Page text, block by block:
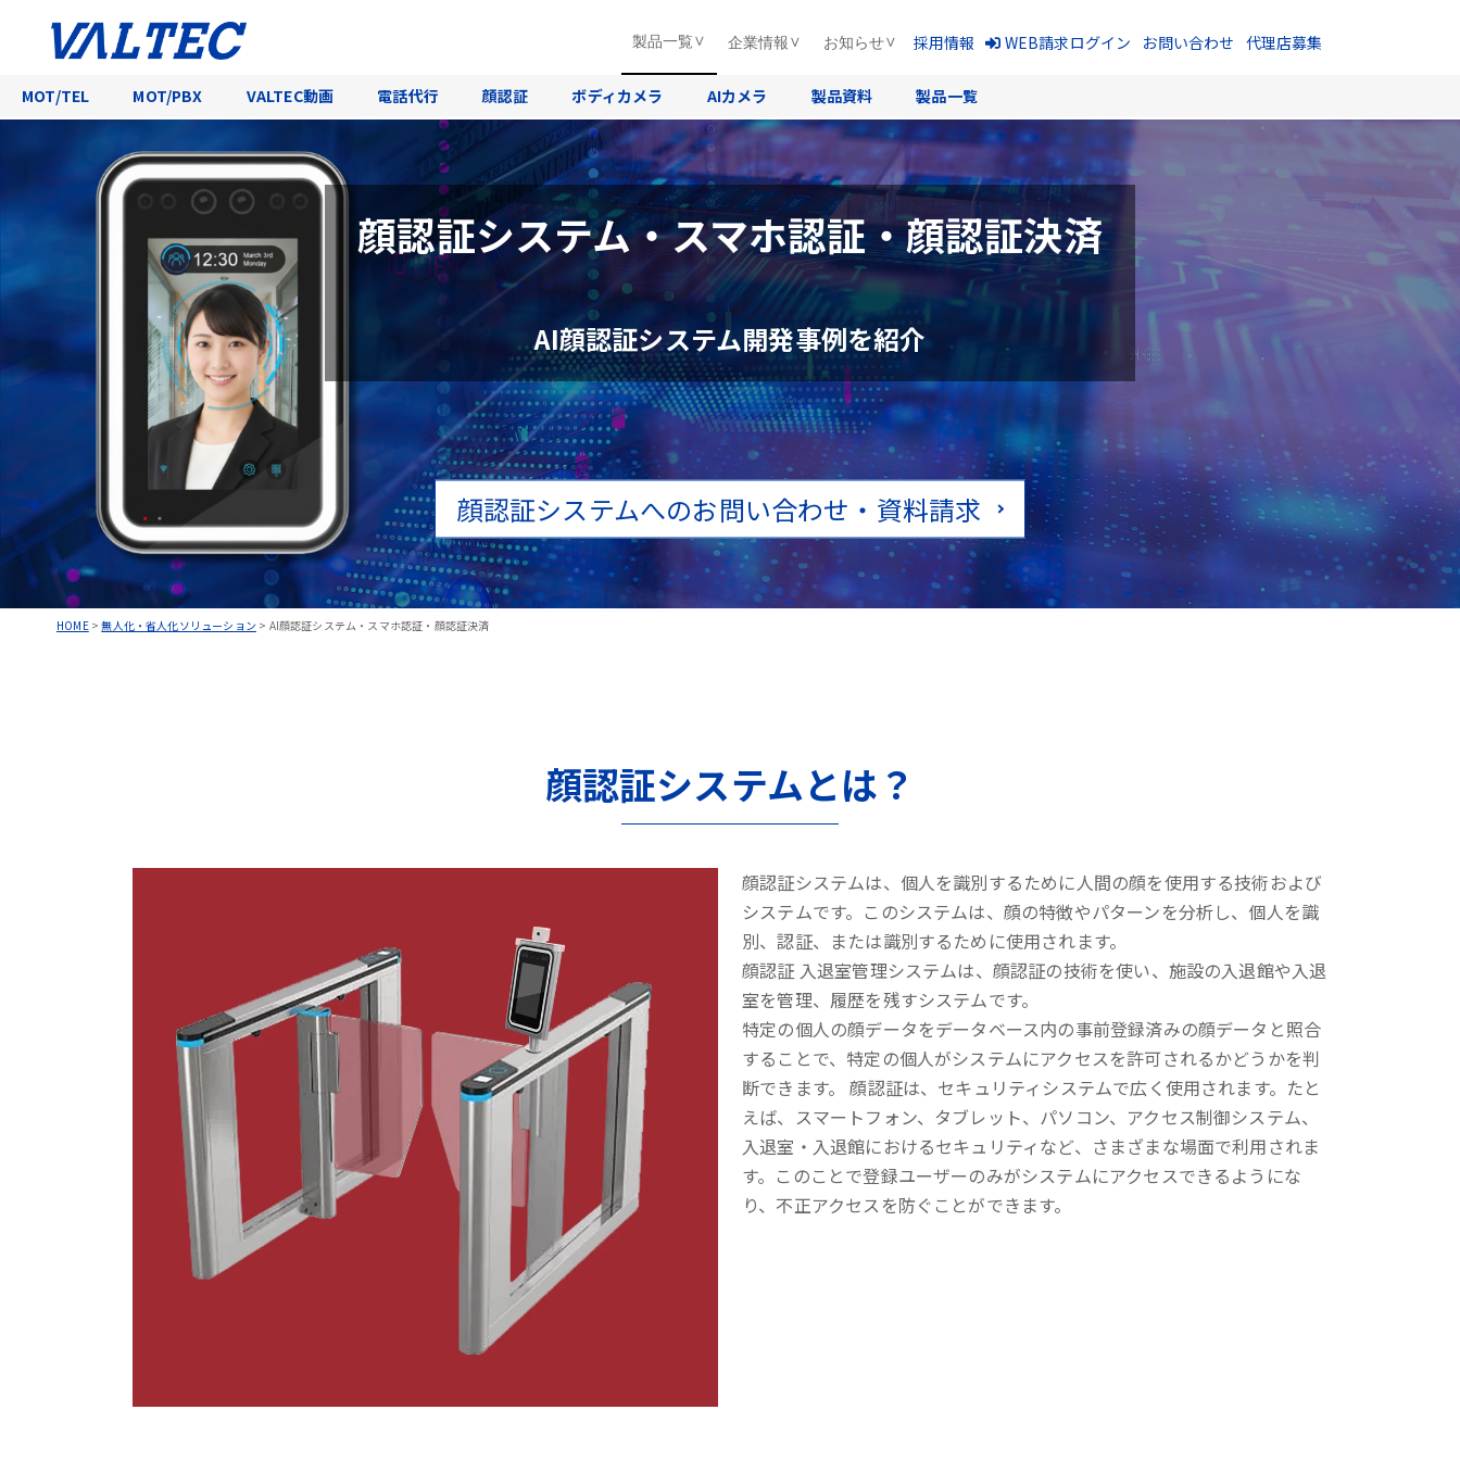
製品一覧
MOT/TEL MOT/PBX VALTEC動画 電話代行 顔認証 ボディカメラ AIカメラ 製品資料 製品一覧
企業情報 お知らせ 採用情報 WEB請求ログイン お問い合わせ 代理店募集
HOME>無人化・省人化ソリューション > AI顔認証システム・スマホ認証・顔認証決済
顔認証システム・スマホ認証・顔認証決済
AI顔認証システム開発事例を紹介
顔認証システムへのお問い合わせ・資料請求
顔認証システムとは？
顔認証システムは、個人を識別するために人間の顔を使用する技術および
システムです。このシステムは、顔の特徴やパターンを分析し、個人を識
別、認証、または識別するために使用されます。
顔認証 入退室管理システムは、顔認証の技術を使い、施設の入退館や入退
室を管理、履歴を残すシステムです。
特定の個人の顔データをデータベース内の事前登録済みの顔データと照合
することで、特定の個人がシステムにアクセスを許可されるかどうかを判
断できます。 顔認証は、セキュリティシステムで広く使用されます。たと
えば、スマートフォン、タブレット、パソコン、アクセス制御システム、
入退室・入退館におけるセキュリティなど、さまざまな場面で利用されま
す。このことで登録ユーザーのみがシステムにアクセスできるようにな
り、不正アクセスを防ぐことができます。